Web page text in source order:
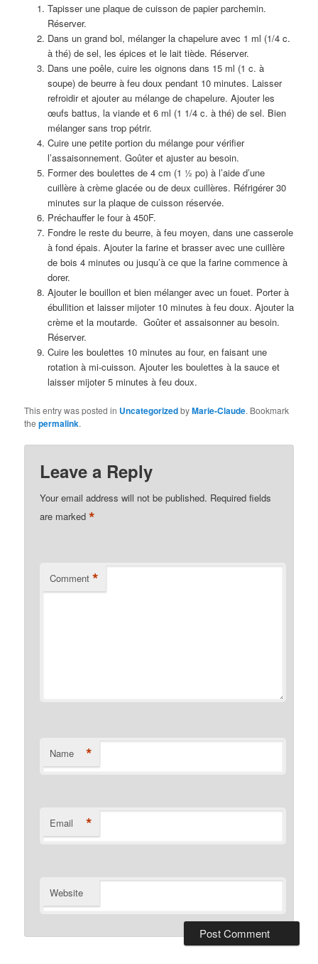
Tapisser une plaque de cuisson de papier parchemin.
Réserver.
Dans un grand bol, mélanger la chapelure avec 1 ml (1/4 c.
à thé) de sel, les épices et le lait tiède. Réserver.
Dans une poêle, cuire les oignons dans 15 ml (1 c. à
soupe) de beurre à feu doux pendant 10 minutes. Laisser
refroidir et ajouter au mélange de chapelure. Ajouter les
œufs battus, la viande et 6 ml (1 1/4 c. à thé) de sel. Bien
mélanger sans trop pétrir.
Cuire une petite portion du mélange pour vérifier
l’assaisonnement. Goûter et ajuster au besoin.
Former des boulettes de 4 cm (1 ½ po) à l’aide d’une
cuillère à crème glacée ou de deux cuillères. Réfrigérer 30
minutes sur la plaque de cuisson réservée.
Préchauffer le four à 450F.
Fondre le reste du beurre, à feu moyen, dans une casserole
à fond épais. Ajouter la farine et brasser avec une cuillère
de bois 4 minutes ou jusqu’à ce que la farine commence à
dorer.
Ajouter le bouillon et bien mélanger avec un fouet. Porter à
ébullition et laisser mijoter 10 minutes à feu doux. Ajouter la
crème et la moutarde. Goûter et assaisonner au besoin.
Réserver.
Cuire les boulettes 10 minutes au four, en faisant une
rotation à mi-cuisson. Ajouter les boulettes à la sauce et
laisser mijoter 5 minutes à feu doux.
This entry was posted in UncategorizedbyMarie-Claude. Bookmark
thepermalink.
Leave a Reply
Your email address will not be published. Required fields
are marked*
Comment *
Name *
Email *
Website